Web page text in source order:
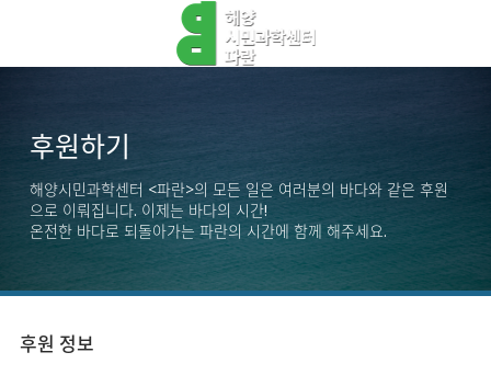
후원하기
해양시민과학센터 <파란>의 모든 일은 여러분의 바다와 같은 후원
으로 이뤄집니다. 이제는 바다의 시간!
온전한 바다로 되돌아가는 파란의 시간에 함께 해주세요.
후원 정보